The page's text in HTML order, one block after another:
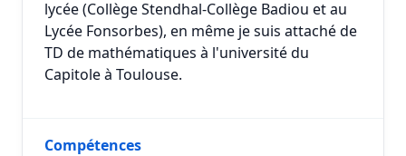
lycée (Collège Stendhal-Collège Badiou et au
Lycée Fonsorbes), en même je suis attaché de
TD de mathématiques à l'université du
Capitole à Toulouse.
Compétences